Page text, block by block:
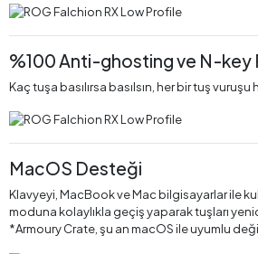
%100 Anti-ghosting ve N-key
Kaç tuşa basılırsa basılsın, her bir tuş
MacOS Desteği
Klavyeyi, MacBook ve Mac bilgisayarlar ile
moduna kolaylıkla geçiş yaparak tuşları
*Armoury Crate, şu an macOS ile uyumlu